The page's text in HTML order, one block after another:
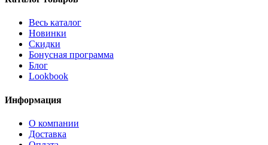
Весь каталог
Новинки
Скидки
Бонусная программа
Блог
Lookbook
Информация
О компании
Доставка